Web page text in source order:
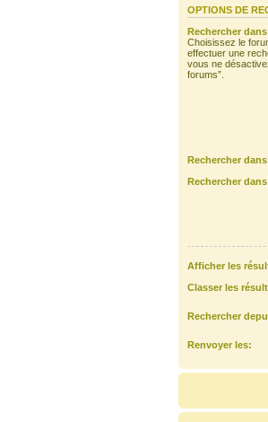
OPTIONS DE
Rechercher
Choisissez le
effectuer une
vous ne
forums”.
Rechercher
Rechercher
Afficher les
Classer les
Rechercher
Renvoyer les: